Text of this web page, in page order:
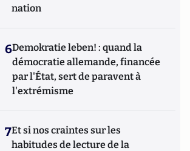
nation
6Demokratie leben! : quand la
démocratie allemande, financée
par l'État, sert de paravent à
l'extrémisme
7Et si nos craintes sur les
habitudes de lecture de la